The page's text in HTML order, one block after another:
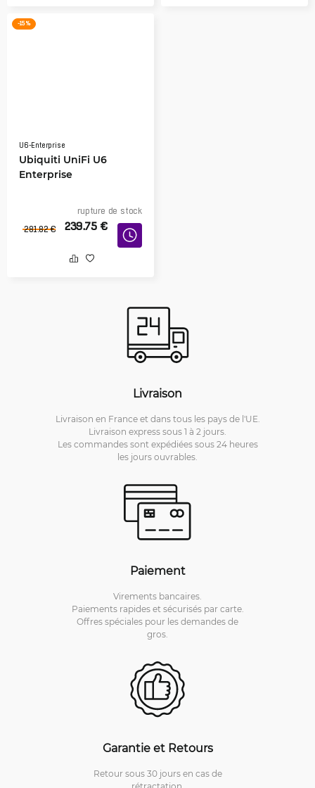
-15 %
U6-Enterprise
Ubiquiti UniFi U6
Enterprise
rupture de stock
281.82 € 239.75 €
Livraison
Livraison en France et dans tous les pays de l'UE.
Livraison express sous 1 à 2 jours.
Les commandes sont expédiées sous 24 heures
les jours ouvrables.
Paiement
Virements bancaires.
Paiements rapides et sécurisés par carte.
Offres spéciales pour les demandes de
gros.
Garantie et Retours
Retour sous 30 jours en cas de